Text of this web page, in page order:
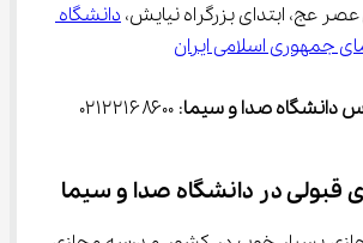
عصر عج، ابتدای بزرگراه نیایش، دانشگاه
جمهوری اسلامی ایران
دانشگاه صدا و سیما: ۰۲۱۲۲۱۶۸۶۰۰
قبولی در دانشگاه صدا و سیما